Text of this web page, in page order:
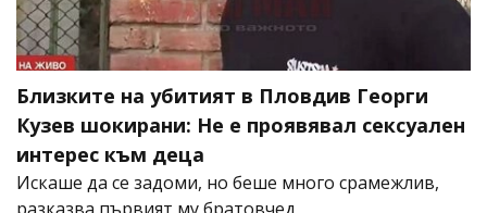
Близките на убитият в Пловдив Георги
Кузев шокирани: Не е проявявал сексуален
интерес към деца
Искаше да се задоми, но беше много срамежлив,